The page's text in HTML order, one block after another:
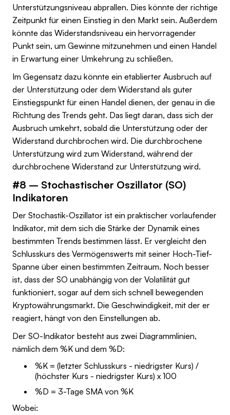
Unterstützungsniveau abprallen. Dies könnte der richtige
Zeitpunkt für einen Einstieg in den Markt sein. Außerdem
könnte das Widerstandsniveau ein hervorragender
Punkt sein, um Gewinne mitzunehmen und einen Handel
in Erwartung einer Umkehrung zu schließen.
Im Gegensatz dazu könnte ein etablierter Ausbruch auf
der Unterstützung oder dem Widerstand als guter
Einstiegspunkt für einen Handel dienen, der genau in die
Richtung des Trends geht. Das liegt daran, dass sich der
Ausbruch umkehrt, sobald die Unterstützung oder der
Widerstand durchbrochen wird. Die durchbrochene
Unterstützung wird zum Widerstand, während der
durchbrochene Widerstand zur Unterstützung wird.
#8 – Stochastischer Oszillator (SO)
Indikatoren
Der Stochastik-Oszillator ist ein praktischer vorlaufender
Indikator, mit dem sich die Stärke der Dynamik eines
bestimmten Trends bestimmen lässt. Er vergleicht den
Schlusskurs des Vermögenswerts mit seiner Hoch-Tief-
Spanne über einen bestimmten Zeitraum. Noch besser
ist, dass der SO unabhängig von der Volatilität gut
funktioniert, sogar auf dem sich schnell bewegenden
Kryptowährungsmarkt. Die Geschwindigkeit, mit der er
reagiert, hängt von den Einstellungen ab.
Der SO-Indikator besteht aus zwei Diagrammlinien,
nämlich dem %K und dem %D:
%K = (letzter Schlusskurs - niedrigster Kurs) /
(höchster Kurs - niedrigster Kurs) x 100
%D = 3-Tage SMA von %K
Wobei: